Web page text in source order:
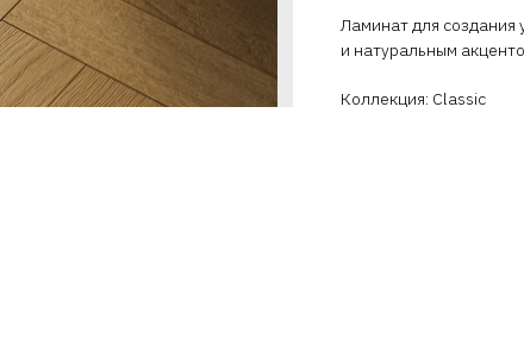
Ламинат для создания
и натуральным
Коллекция: Classic